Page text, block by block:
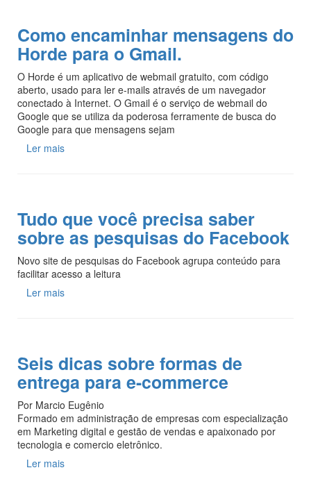
Como encaminhar mensagens do
Horde para o Gmail.
O Horde é um aplicativo de webmail gratuito, com código
aberto, usado para ler e-mails através de um navegador
conectado à Internet. O Gmail é o serviço de webmail do
Google que se utiliza da poderosa ferramente de busca do
Google para que mensagens sejam
Ler mais
Tudo que você precisa saber
sobre as pesquisas do Facebook
Novo site de pesquisas do Facebook agrupa conteúdo para
facilitar acesso a leitura
Ler mais
Seis dicas sobre formas de
entrega para e-commerce
Por Marcio Eugênio
Formado em administração de empresas com especialização
em Marketing digital e gestão de vendas e apaixonado por
tecnologia e comercio eletrônico.
Ler mais